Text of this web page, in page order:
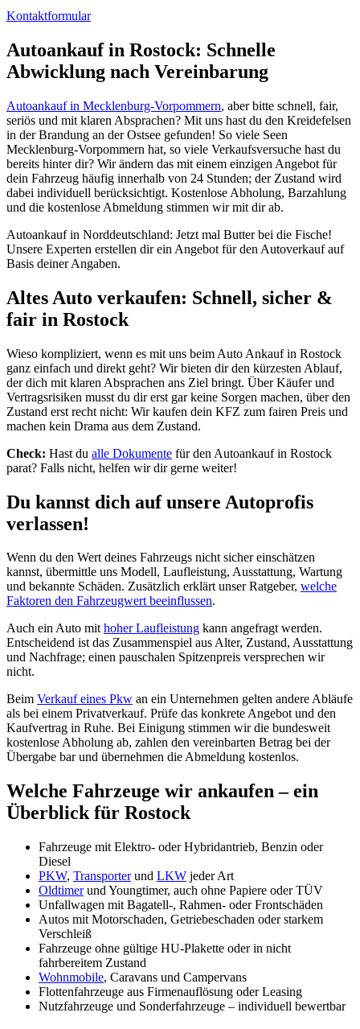
Kontaktformular
Autoankauf in Rostock: Schnelle
Abwicklung nach Vereinbarung
Autoankauf in Mecklenburg-Vorpommern, aber bitte schnell, fair,
seriös und mit klaren Absprachen? Mit uns hast du den Kreidefelsen
in der Brandung an der Ostsee gefunden! So viele Seen
Mecklenburg-Vorpommern hat, so viele Verkaufsversuche hast du
bereits hinter dir? Wir ändern das mit einem einzigen Angebot für
dein Fahrzeug häufig innerhalb von 24 Stunden; der Zustand wird
dabei individuell berücksichtigt. Kostenlose Abholung, Barzahlung
und die kostenlose Abmeldung stimmen wir mit dir ab.
Autoankauf in Norddeutschland: Jetzt mal Butter bei die Fische!
Unsere Experten erstellen dir ein Angebot für den Autoverkauf auf
Basis deiner Angaben.
Altes Auto verkaufen: Schnell, sicher &
fair in Rostock
Wieso kompliziert, wenn es mit uns beim Auto Ankauf in Rostock
ganz einfach und direkt geht? Wir bieten dir den kürzesten Ablauf,
der dich mit klaren Absprachen ans Ziel bringt. Über Käufer und
Vertragsrisiken musst du dir erst gar keine Sorgen machen, über den
Zustand erst recht nicht: Wir kaufen dein KFZ zum fairen Preis und
machen kein Drama aus dem Zustand.
Check: Hast du alle Dokumente für den Autoankauf in Rostock
parat? Falls nicht, helfen wir dir gerne weiter!
Du kannst dich auf unsere Autoprofis
verlassen!
Wenn du den Wert deines Fahrzeugs nicht sicher einschätzen
kannst, übermittle uns Modell, Laufleistung, Ausstattung, Wartung
und bekannte Schäden. Zusätzlich erklärt unser Ratgeber, welche
Faktoren den Fahrzeugwert beeinflussen.
Auch ein Auto mithoher Laufleistung kann angefragt werden.
Entscheidend ist das Zusammenspiel aus Alter, Zustand, Ausstattung
und Nachfrage; einen pauschalen Spitzenpreis versprechen wir
nicht.
Beim Verkauf eines Pkw an ein Unternehmen gelten andere Abläufe
als bei einem Privatverkauf. Prüfe das konkrete Angebot und den
Kaufvertrag in Ruhe. Bei Einigung stimmen wir die bundesweit
kostenlose Abholung ab, zahlen den vereinbarten Betrag bei der
Übergabe bar und übernehmen die Abmeldung kostenlos.
Welche Fahrzeuge wir ankaufen – ein
Überblick für Rostock
Fahrzeuge mit Elektro- oder Hybridantrieb, Benzin oder
Diesel
PKW, Transporterund LKW jeder Art
Oldtimerund Youngtimer, auch ohne Papiere oder TÜV
Unfallwagen mit Bagatell-, Rahmen- oder Frontschäden
Autos mit Motorschaden, Getriebeschaden oder starkem
Verschleiß
Fahrzeuge ohne gültige HU-Plakette oder in nicht
fahrbereitem Zustand
Wohnmobile, Caravans und Campervans
Flottenfahrzeuge aus Firmenauflösung oder Leasing
Nutzfahrzeuge und Sonderfahrzeuge – individuell bewertbar